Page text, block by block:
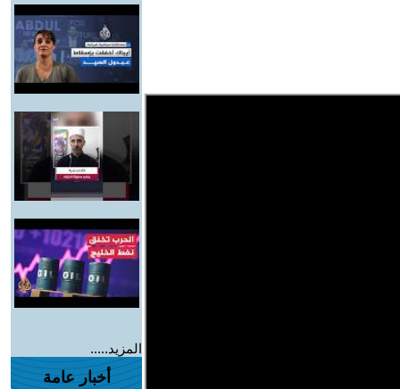
المزيد.....
أخبار عامة